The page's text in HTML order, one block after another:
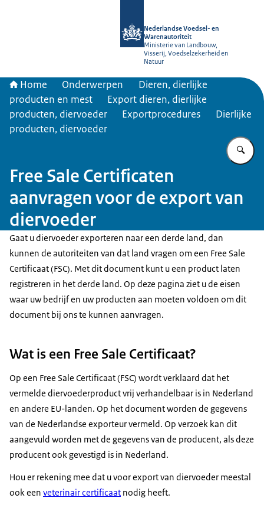
Nederlandse Voedsel- en
Warenautoriteit
Ministerie van Landbouw,
Visserij, Voedselzekerheid en
Natuur
Home Onderwerpen
Dieren, dierlijke
producten en mest
Export dieren, dierlijke
producten, diervoeder
Exportprocedures
Dierlijke
producten, diervoeder
Free Sale Certificaten
aanvragen voor de export van
diervoeder
Gaat u diervoeder exporteren naar een derde land, dan
kunnen de autoriteiten van dat land vragen om een Free Sale
Certificaat (FSC). Met dit document kunt u een product laten
registreren in het derde land. Op deze pagina ziet u de eisen
waar uw bedrijf en uw producten aan moeten voldoen om dit
document bij ons te kunnen aanvragen.
Wat is een Free Sale Certificaat?
Op een Free Sale Certificaat (FSC) wordt verklaard dat het
vermelde diervoederproduct vrij verhandelbaar is in Nederland
en andere EU-landen. Op het document worden de gegevens
van de Nederlandse exporteur vermeld. Op verzoek kan dit
aangevuld worden met de gegevens van de producent, als deze
producent ook gevestigd is in Nederland.
Hou er rekening mee dat u voor export van diervoeder meestal
ook een veterinair certificaat nodig heeft.